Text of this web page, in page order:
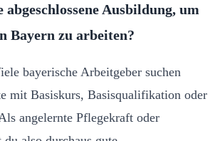
abgeschlossene Ausbildung, um
Bayern zu arbeiten?
bayerische Arbeitgeber suchen
mit Basiskurs, Basisqualifikation oder
angelernte Pflegekraft oder